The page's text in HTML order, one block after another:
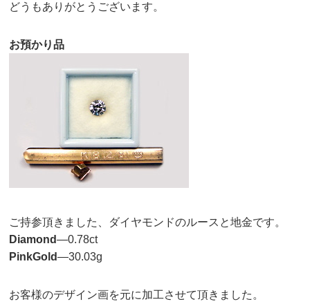
どうもありがとうございます。
お預かり品
ご持参頂きました、ダイヤモンドのルースと地金です。
Diamond—0.78ct
PinkGold—30.03g
お客様のデザイン画を元に加工させて頂きました。